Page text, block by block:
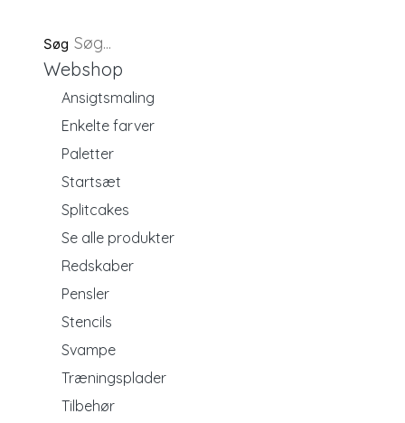
Søg
Webshop
Ansigtsmaling
Enkelte farver
Paletter
Startsæt
Splitcakes
Se alle produkter
Redskaber
Pensler
Stencils
Svampe
Træningsplader
Tilbehør